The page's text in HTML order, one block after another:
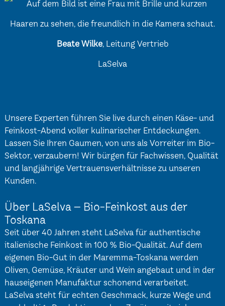
Beate Wilke, Leitung Vertrieb
LaSelva
Unsere Experten führen Sie live durch einen Käse- und
Feinkost-Abend voller kulinarischer Entdeckungen.
Lassen Sie Ihren Gaumen, von uns als Vorreiter im Bio-
Sektor, verzaubern! Wir bürgen für Fachwissen, Qualität
und langjährige Vertrauensverhältnisse zu unseren
Kunden.
Über LaSelva – Bio-Feinkost aus der
Toskana
Seit über 40 Jahren steht LaSelva für authentische
italienische Feinkost in 100 % Bio-Qualität. Auf dem
eigenen Bio-Gut in der Maremma-Toskana werden
Oliven, Gemüse, Kräuter und Wein angebaut und in der
hauseigenen Manufaktur schonend verarbeitet.
LaSelva steht für echten Geschmack, kurze Wege und